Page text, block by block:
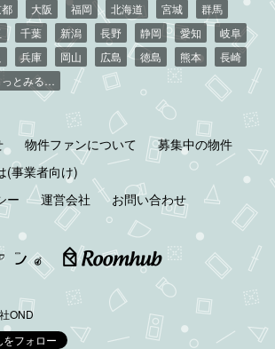
大阪 福岡 北海道 宮城
群馬
千葉 新潟 長野 静岡 愛知
岐阜
兵庫 岡山 広島 徳島 熊本
長崎
っとみる…
物件ファンについて
募集中の物件
(事業者向け)
ー
運営会社 お問い合わせ
OND